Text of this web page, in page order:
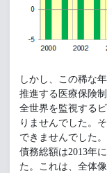
しかし、この稀な
推進する 医療保険
全世界を監視する
りませんでした。
できませんでした
債務総額は2013年に
た。これは、全体